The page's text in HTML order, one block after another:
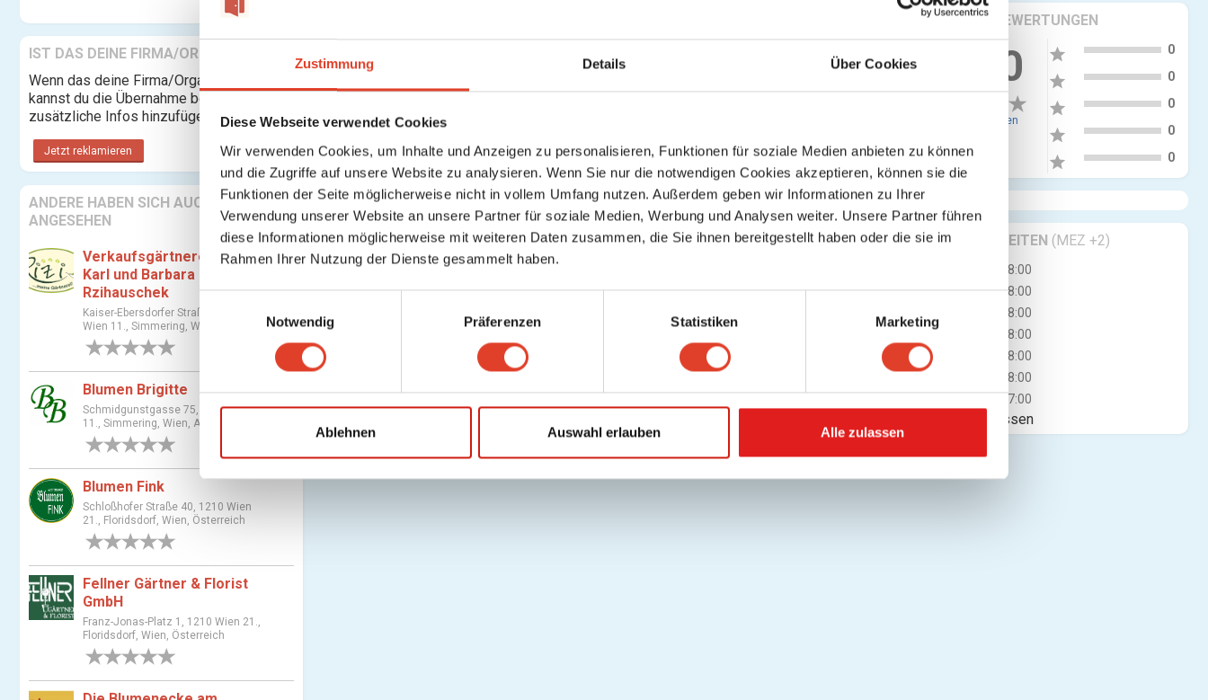
Zustimmung Details Über Cookies
Diese Webseite verwendet Cookies
Wir verwenden Cookies, um Inhalte und Anzeigen zu personalisieren, Funktionen für soziale Medien anbieten zu können
und die Zugriffe auf unsere Website zu analysieren. Wenn Sie nur die notwendigen Cookies akzeptieren, können sie die
Funktionen der Seite möglicherweise nicht in vollem Umfang nutzen. Außerdem geben wir Informationen zu Ihrer
Verwendung unserer Website an unsere Partner für soziale Medien, Werbung und Analysen weiter. Unsere Partner führen
diese Informationen möglicherweise mit weiteren Daten zusammen, die Sie ihnen bereitgestellt haben oder die sie im
Rahmen Ihrer Nutzung der Dienste gesammelt haben.
i
l
g
n
a
s
Notwendig Präferenzen Statistiken Marketing
Ablehnen Auswahl erlauben Alle zulassen
IST DAS DEINE FIRMA/ORGANISATION?
Wenn das deine Firma/Organisation ist,
kannst du die Übernahme beantragen und
zusätzliche Infos hinzufügen.
Jetzt reklamieren
ANDERE HABEN SICH AUCH
ANGESEHEN
Verkaufsgärtnerei Ing.
Karl und Barbara
Rzihauschek
Kaiser-Ebersdorfer Straße 228, 1110
Wien 11., Simmering, Wien, Austria
Blumen Brigitte
Schmidgunstgasse 75, 1110 Wien
11., Simmering, Wien, Austria
Blumen Fink
Schloßhofer Straße 40, 1210 Wien
21., Floridsdorf, Wien, Österreich
Fellner Gärtner & Florist
GmbH
Franz-Jonas-Platz 1, 1210 Wien 21.,
Floridsdorf, Wien, Österreich
KRITIKEN & BEWERTUNGEN
0.00
0 Bewertungen
star 0
star 0
star 0
star 0
star 0
GESCHÄFTSZEITEN (MEZ +2)
08:00 - 18:00
Di
08:00 - 18:00
08:00 - 18:00
08:00 - 18:00
08:00 - 18:00
Sa
08:00 - 18:00
09:00 - 17:00
Jetzt geschlossen
Rechtsform:
Adresse: Linzer Straße 480, 1150 Wien 14., Penzing, Wien, Österreich
Es gibt keine neuen Aktivitäten, die angezeigt werden könnten.